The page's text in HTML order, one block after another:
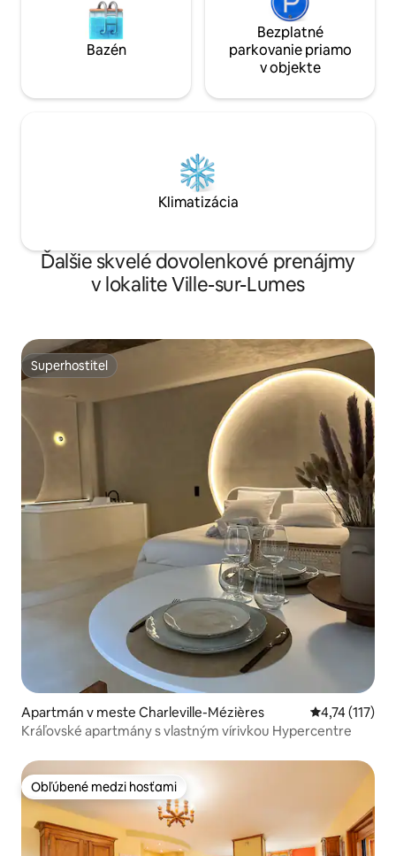
Bazén
Bezplatné
parkovanie priamo
v objekte
Klimatizácia
Ďalšie skvelé dovolenkové prenájmy
v lokalite Ville-sur-Lumes
Superhostiteľ
Superhostiteľ
Apartmán v meste Charleville-Mézières Priemerné
4,74 (117)
Kráľovské apartmány s vlastným vírivkou Hypercentre
Obľúbené medzi hosťami
Obľúbené medzi hosťami